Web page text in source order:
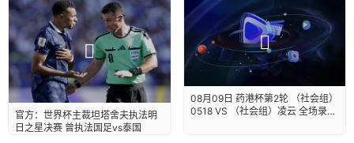
官方：世界杯主裁坦塔舍夫执法明
日之星决赛 曾执法国足vs泰国
08月09日 药港杯第2轮 （社会组）
0518 VS （社会组）凌云 全场录像